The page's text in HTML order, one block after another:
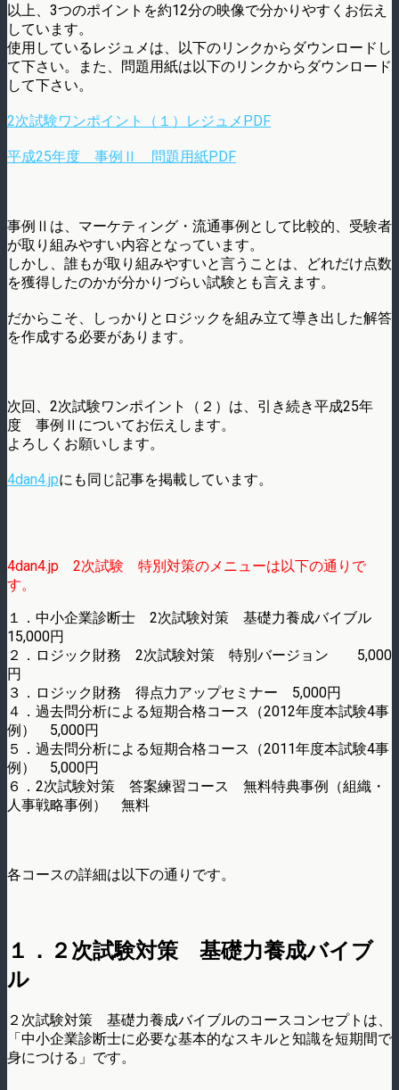
以上、3つのポイントを約12分の映像で分かりやすくお伝え
しています。
使用しているレジュメは、以下のリンクからダウンロードし
て下さい。また、問題用紙は以下のリンクからダウンロード
して下さい。
2次試験ワンポイント（１）レジュメPDF
平成25年度 事例Ⅱ 問題用紙PDF
事例Ⅱは、マーケティング・流通事例として比較的、受験者
が取り組みやすい内容となっています。
しかし、誰もが取り組みやすいと言うことは、どれだけ点数
を獲得したのかが分かりづらい試験とも言えます。
だからこそ、しっかりとロジックを組み立て導き出した解答
を作成する必要があります。
次回、2次試験ワンポイント（２）は、引き続き平成25年
度 事例Ⅱについてお伝えします。
よろしくお願いします。
4dan4.jpにも同じ記事を掲載しています。
4dan4.jp 2次試験 特別対策のメニューは以下の通りで
す。
１．中小企業診断士 2次試験対策 基礎力養成バイブル
15,000円
２．ロジック財務 2次試験対策 特別バージョン 5,000
円
３．ロジック財務 得点力アップセミナー 5,000円
４．過去問分析による短期合格コース（2012年度本試験4事
例） 5,000円
５．過去問分析による短期合格コース（2011年度本試験4事
例） 5,000円
６．2次試験対策 答案練習コース 無料特典事例（組織・
人事戦略事例） 無料
各コースの詳細は以下の通りです。
１．２次試験対策 基礎力養成バイブ
ル
２次試験対策 基礎力養成バイブルのコースコンセプトは、
「中小企業診断士に必要な基本的なスキルと知識を短期間で
身につける」です。